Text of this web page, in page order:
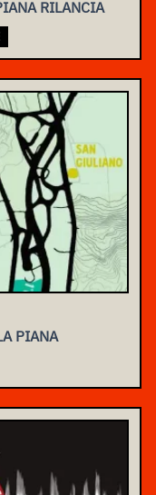
RILANCIA
PIANA